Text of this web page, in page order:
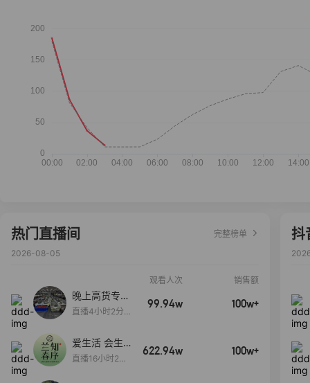
热门直播间
完整榜单
2026-08-05
观看人次 销售额
晚上高货专场
大放漏
直播4小时2分5
99.94w 100w+
爱生活 会生
活
直播16小时24
622.94w 100w+
抖